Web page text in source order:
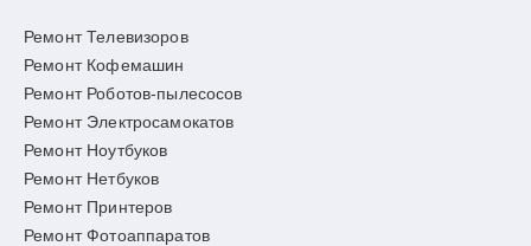
Ремонт Телевизоров
Ремонт Кофемашин
Ремонт Роботов-пылесосов
Ремонт Электросамокатов
Ремонт Ноутбуков
Ремонт Нетбуков
Ремонт Принтеров
Ремонт Фотоаппаратов